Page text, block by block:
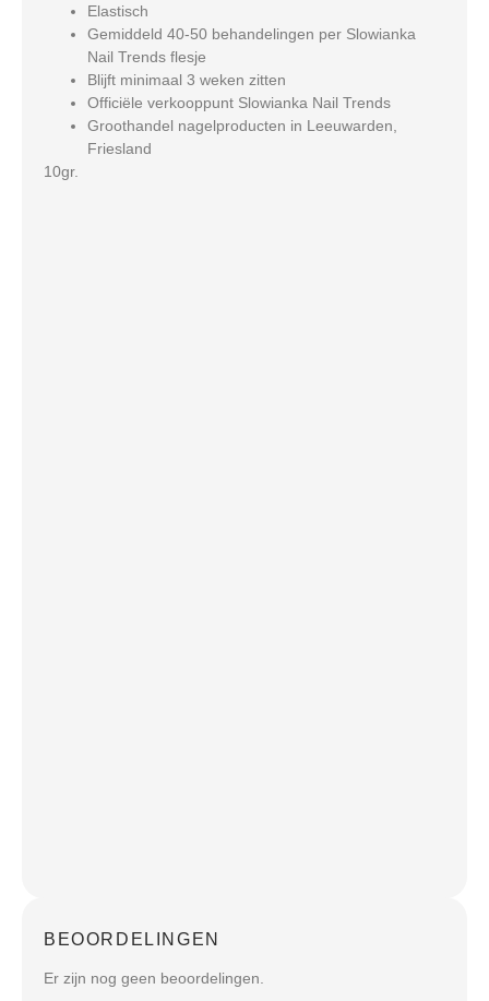
Elastisch
Gemiddeld 40-50 behandelingen per Slowianka
Nail Trends flesje
Blijft minimaal 3 weken zitten
Officiële verkooppunt Slowianka Nail Trends
Groothandel nagelproducten in Leeuwarden,
Friesland
10gr.
BEOORDELINGEN
Er zijn nog geen beoordelingen.